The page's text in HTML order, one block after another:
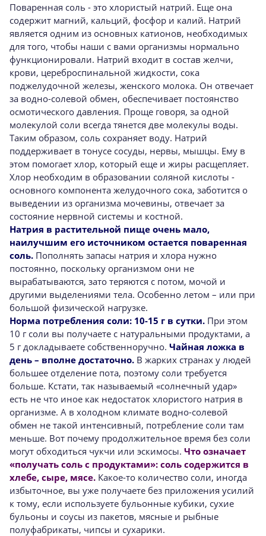
Поваренная соль - это хлористый натрий. Еще она
содержит магний, кальций, фосфор и калий. Натрий
является одним из основных катионов, необходимых
для того, чтобы наши с вами организмы нормально
функционировали. Натрий входит в состав желчи,
крови, цереброспинальной жидкости, сока
поджелудочной железы, женского молока. Он отвечает
за водно-солевой обмен, обеспечивает постоянство
осмотического давления. Проще говоря, за одной
молекулой соли всегда тянется две молекулы воды.
Таким образом, соль сохраняет воду. Натрий
поддерживает в тонусе сосуды, нервы, мышцы. Ему в
этом помогает хлор, который еще и жиры расщепляет.
Хлор необходим в образовании соляной кислоты -
основного компонента желудочного сока, заботится о
выведении из организма мочевины, отвечает за
состояние нервной системы и костной.
Натрия в растительной пище очень мало,
наилучшим его источником остается поваренная
соль. Пополнять запасы натрия и хлора нужно
постоянно, поскольку организмом они не
вырабатываются, зато теряются с потом, мочой и
другими выделениями тела. Особенно летом – или при
большой физической нагрузке.
Норма потребления соли: 10-15 г в сутки. При этом
10 г соли вы получаете с натуральными продуктами, а
5 г докладываете собственноручно. Чайная ложка в
день – вполне достаточно. В жарких странах у людей
большее отделение пота, поэтому соли требуется
больше. Кстати, так называемый «солнечный удар»
есть не что иное как недостаток хлористого натрия в
организме. А в холодном климате водно-солевой
обмен не такой интенсивный, потребление соли там
меньше. Вот почему продолжительное время без соли
могут обходиться чукчи или эскимосы. Что означает
«получать соль с продуктами»: соль содержится в
хлебе, сыре, мясе. Какое-то количество соли, иногда
избыточное, вы уже получаете без приложения усилий
к тому, если используете бульонные кубики, сухие
бульоны и соусы из пакетов, мясные и рыбные
полуфабрикаты, чипсы и сухарики.